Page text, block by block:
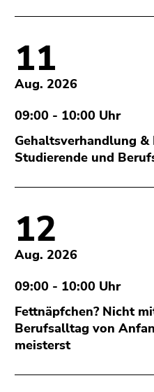
Hauptnavigation
3)
Zu
den
(Zugriffstaste
5)
Zu
Seiteneinstellungen
(Zugriffstaste
8)
Zur
(Zugriffstaste
9)
11
Aug. 2026
09:00 - 10:00 Uhr
Gehaltsverhandlung &
Studierende und
12
Aug. 2026
09:00 - 10:00 Uhr
Fettnäpfchen? Nicht
Berufsalltag von
meisterst